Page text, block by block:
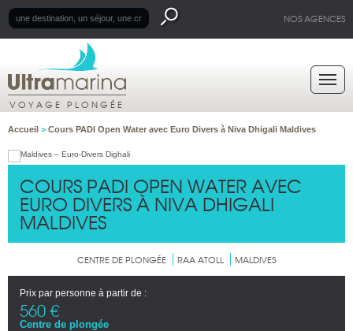
NOS AGENCES
VOYAGE PLONGÉE
Accueil > Cours PADI Open Water avec Euro Divers à Niva Dhigali Maldives
COURS PADI OPEN WATER AVEC
EURO DIVERS À NIVA DHIGALI
MALDIVES
CENTRE DE PLONGÉE RAA ATOLL MALDIVES
Prix par personne à partir de :
560 €
Centre de plongée